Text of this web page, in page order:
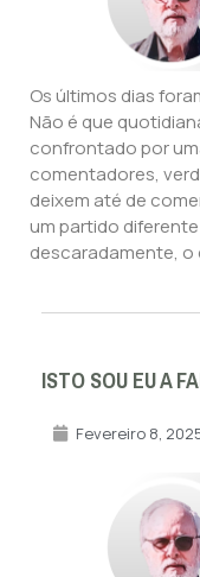
Os últimos dias
Não é que
confrontado por
comentadores,
deixem até de
um partido
descaradamente, o
ISTO SOU EU A
Fevereiro 8,